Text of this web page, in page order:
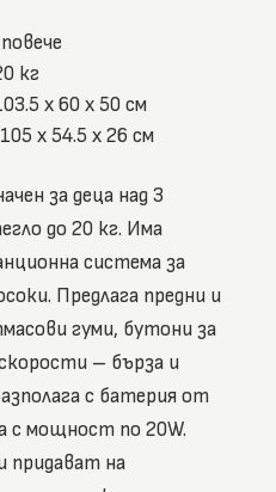
кг
x 60 x 50 см
x 54.5 x 26 см
за деца над 3
до 20 кг. Има
система за
Предлага предни и
гуми, бутони за
– бърза и
с батерия от
с мощност по 20W.
на